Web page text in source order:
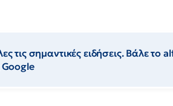
τις σημαντικές ειδήσεις. Βάλε